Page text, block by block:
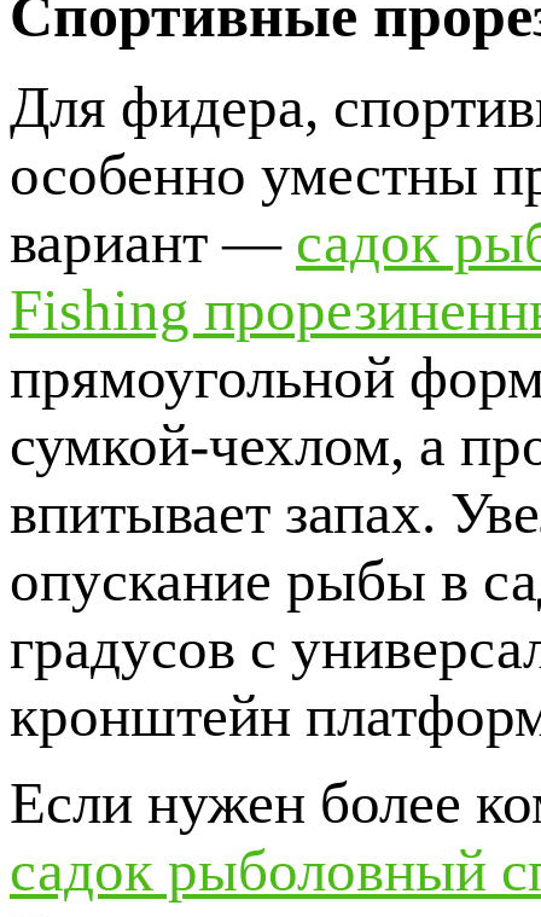
Спортивные
Для фидера,
особенно уместны
вариант — садок
Fishing
прямоугольной
сумкой-чехлом, а
впитывает запах.
опускание рыбы в
градусов с
кронштейн
Если нужен более
садок рыболовный